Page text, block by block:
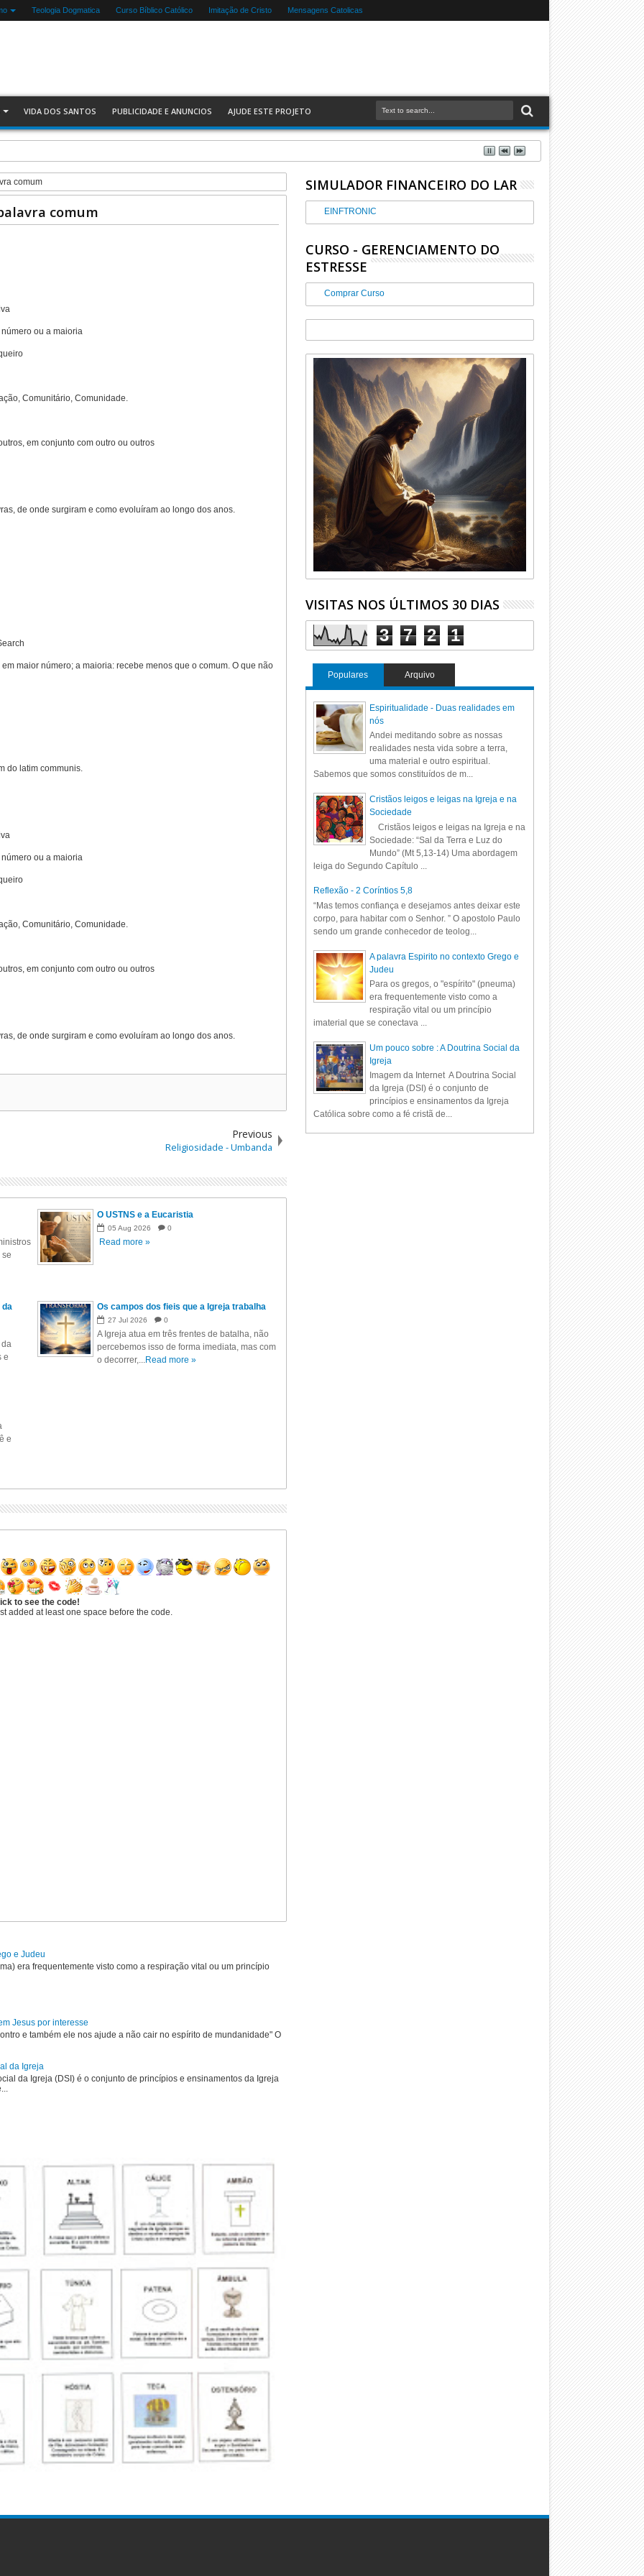
Teologia Dogmatica Curso Bíblico Católico Imitação de Cristo Mensagens Catolicas
VIDA DOS SANTOS PUBLICIDADE E ANUNCIOS AJUDE ESTE PROJETO
comum
comum
ou a maioria
Comunitário, Comunidade.
em conjunto com outro ou outros
de onde surgiram e como evoluíram ao longo dos anos.
maior número; a maioria: recebe menos que o comum. O que não
do latim communis.
ou a maioria
Comunitário, Comunidade.
em conjunto com outro ou outros
de onde surgiram e como evoluíram ao longo dos anos.
Previous
Religiosidade - Umbanda
O USTNS e a Eucaristia
05 Aug 2026 0
Read more »
da
da
e
Os campos dos fieis que a Igreja trabalha
27 Jul 2026 0
A Igreja atua em três frentes de batalha, não
percebemos isso de forma imediata, mas com
o decorrer,...Read more »
e
to see the code!
added at least one space before the code.
e Judeu
era frequentemente visto como a respiração vital ou um princípio
Jesus por interesse
e também ele nos ajude a não cair no espírito de mundanidade" O
da Igreja
da Igreja (DSI) é o conjunto de princípios e ensinamentos da Igreja
SIMULADOR FINANCEIRO DO LAR
EINFTRONIC
CURSO - GERENCIAMENTO DO
ESTRESSE
Comprar Curso
VISITAS NOS ÚLTIMOS 30 DIAS
3 7 2 1
Populares Arquivo
Espiritualidade - Duas realidades em
nós
Andei meditando sobre as nossas
realidades nesta vida sobre a terra,
uma material e outro espiritual.
Sabemos que somos constituídos de m...
Cristãos leigos e leigas na Igreja e na
Sociedade
Cristãos leigos e leigas na Igreja e na
Sociedade: “Sal da Terra e Luz do
Mundo” (Mt 5,13-14) Uma abordagem
leiga do Segundo Capítulo ...
Reflexão - 2 Coríntios 5,8
“Mas temos confiança e desejamos antes deixar este
corpo, para habitar com o Senhor. ” O apostolo Paulo
sendo um grande conhecedor de teolog...
A palavra Espirito no contexto Grego e
Judeu
Para os gregos, o "espírito" (pneuma)
era frequentemente visto como a
respiração vital ou um princípio
imaterial que se conectava ...
Um pouco sobre : A Doutrina Social da
Igreja
Imagem da Internet A Doutrina Social
da Igreja (DSI) é o conjunto de
princípios e ensinamentos da Igreja
Católica sobre como a fé cristã de...